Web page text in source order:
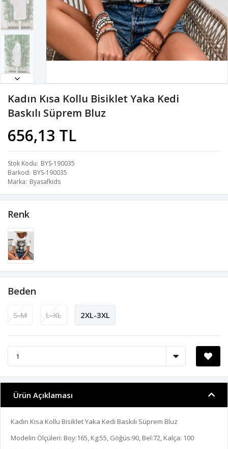
Kadın Kısa Kollu Bisiklet Yaka Kedi
Baskılı Süprem Bluz
656,13 TL
Stok Kodu BYS-190035
Barkod BYS-190035
Marka Byasafkids
Renk
Beden
S-M L-XL 2XL-3XL
Ürün Açıklaması
Kadın Kısa Kollu Bisiklet Yaka Kedi Baskılı Süprem Bluz
Modelin Ölçüleri: Boy:165, Kg:55, Göğüs:90, Bel:72, Kalça: 100